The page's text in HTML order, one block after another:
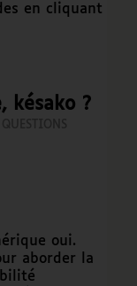
en cliquant
késako ?
oui.
aborder la